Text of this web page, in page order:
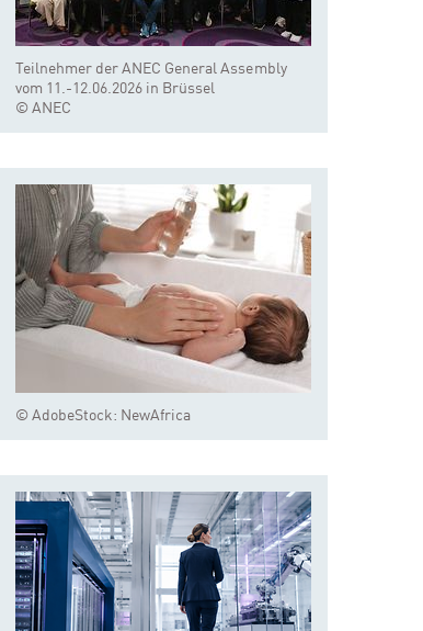
Teilnehmer der ANEC General Assembly
vom 11.-12.06.2026 in Brüssel
© ANEC
© AdobeStock: NewAfrica